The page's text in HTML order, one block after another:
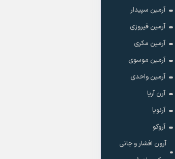
آرمین سپیدار
آرمین فیروزی
آرمین مکری
آرمین موسوی
آرمین واحدی
آرن آریا
آرنویا
آروکو
آرون افشار و جانی